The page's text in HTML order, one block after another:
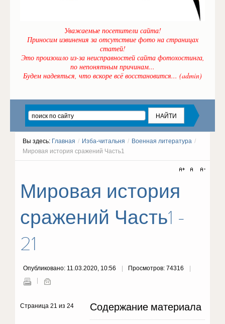
Уважаемые посетители сайта!
Приносим извинения за отсутствие фото на страницах
статей!
Это произошло из-за неисправностей сайта фотохостинга,
по непонятным причинам...
Будем надеяться, что вскоре всё восстановится... (admin)
Вы здесь: Главная / Изба-читальня / Военная литература /
Мировая история сражений Часть1
Мировая история
сражений Часть1 -
21
Опубликовано: 11.03.2020, 10:56 Просмотров: 74316
Содержание материала
Страница 21 из 24